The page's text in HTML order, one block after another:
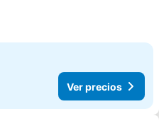
Ver precios